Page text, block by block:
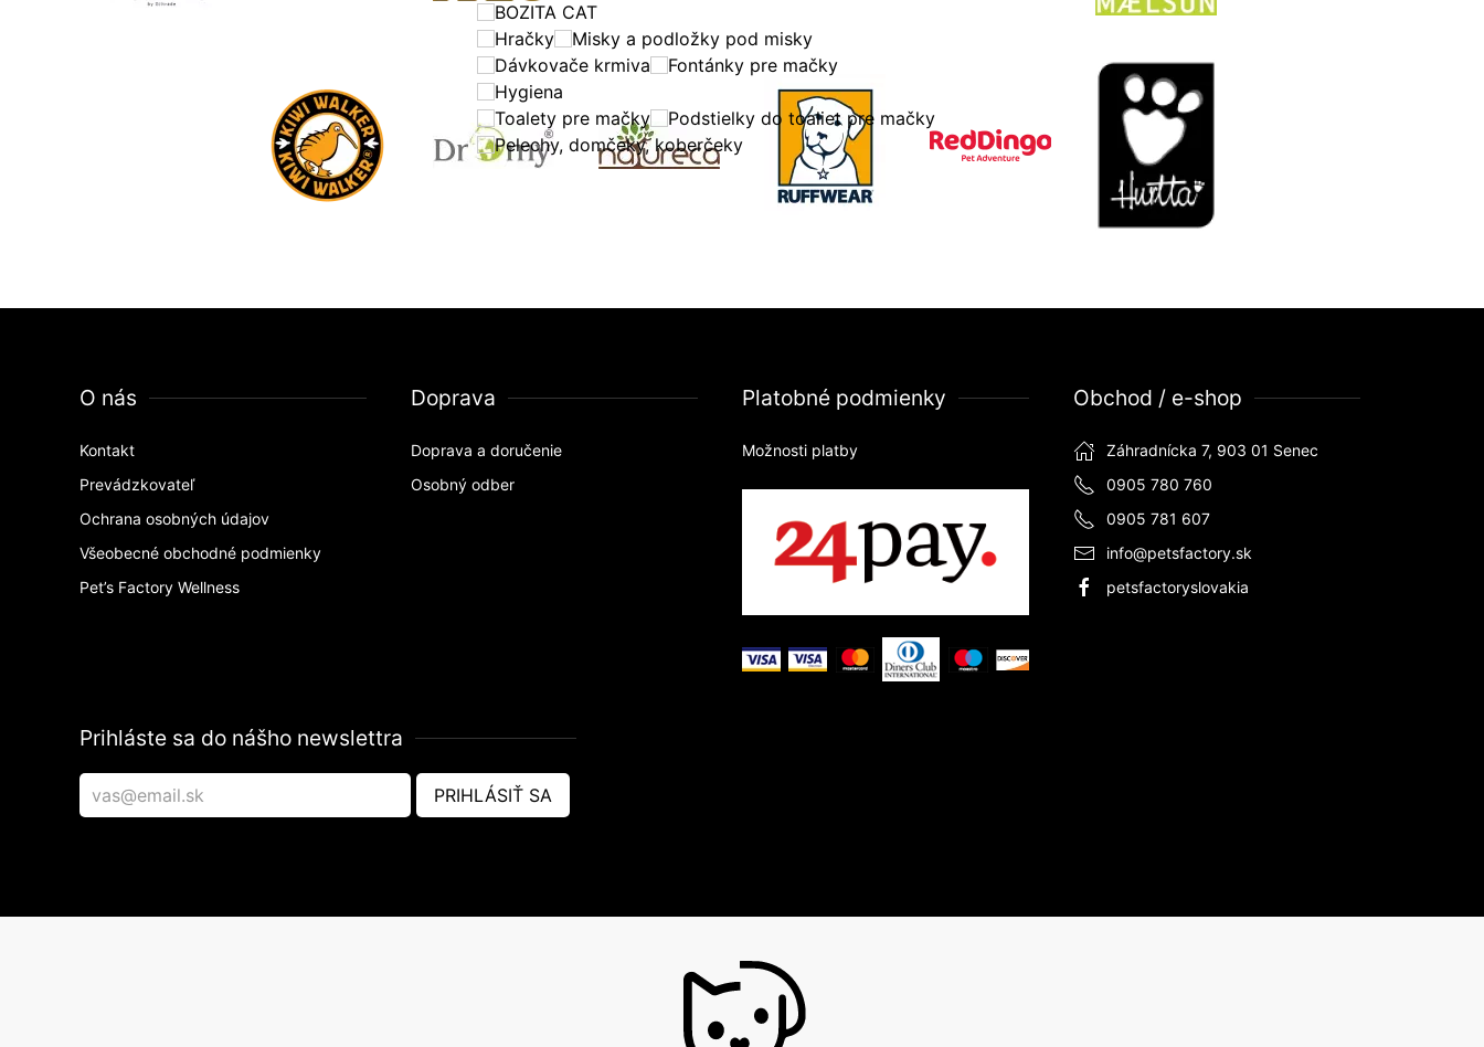
BOZITA CAT
Hračky
Misky a podložky pod misky
Dávkovače krmiva
Fontánky pre mačky
Hygiena
Toalety pre mačky
Podstielky do toaliet pre mačky
Pelechy, domčeky, koberčeky
O nás
Kontakt
Prevádzkovateľ
Ochrana osobných údajov
Všeobecné obchodné podmienky
Pet’s Factory Wellness
Doprava
Doprava a doručenie
Osobný odber
Platobné podmienky
Možnosti platby
Obchod / e-shop
Záhradnícka 7, 903 01 Senec
0905 780 760
0905 781 607
info@petsfactory.sk
petsfactoryslovakia
Prihláste sa do nášho newslettra
PRIHLÁSIŤ SA